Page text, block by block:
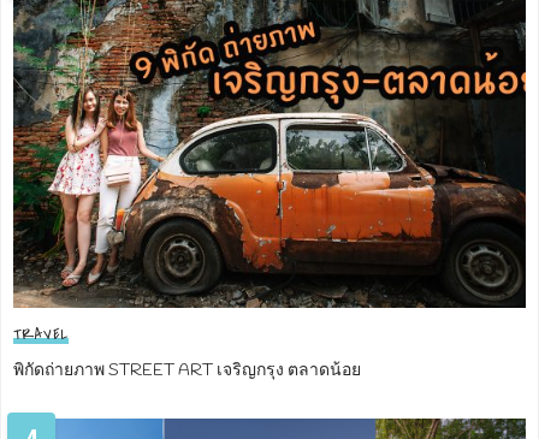
TRAVEL
พิกัดถ่ายภาพ STREET ART เจริญกรุง ตลาดน้อย